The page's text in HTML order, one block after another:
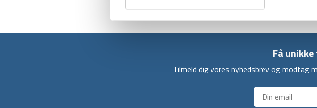
Få
Tilmeld dig vores nyhedsbrev og modtag